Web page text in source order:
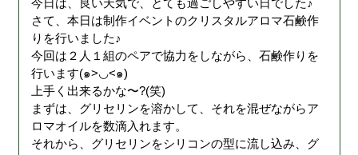
今日は、良い天気で、とても過ごしやすい日でした♪
さて、本日は制作イベントのクリスタルアロマ石鹸作
りを行いました♪
今回は２人１組のペアで協力をしながら、石鹸作りを
行います(๑>◡<๑)
上手く出来るかな〜?(笑)
まずは、グリセリンを溶かして、それを混ぜながらア
ロマオイルを数滴入れます。
それから、グリセリンをシリコンの型に流し込み、グ